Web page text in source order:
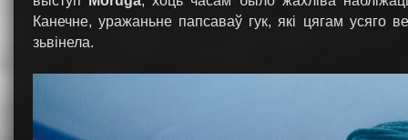
Канечне, уражаньне папсаваў гук, які цягам усяго
зьвінела.